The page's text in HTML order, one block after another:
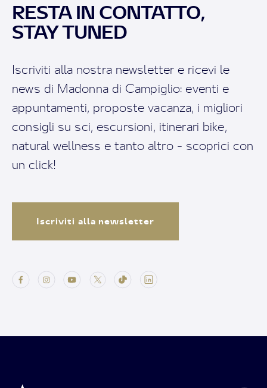
RESTA IN CONTATTO,
STAY TUNED
Iscriviti alla nostra newsletter e ricevi le
news di Madonna di Campiglio: eventi e
appuntamenti, proposte vacanza, i migliori
consigli su sci, escursioni, itinerari bike,
natural wellness e tanto altro - scoprici con
un click!
Iscriviti alla newsletter